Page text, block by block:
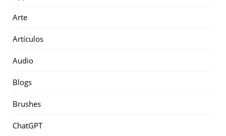
Arte
Artículos
Audio
Blogs
Brushes
ChatGPT